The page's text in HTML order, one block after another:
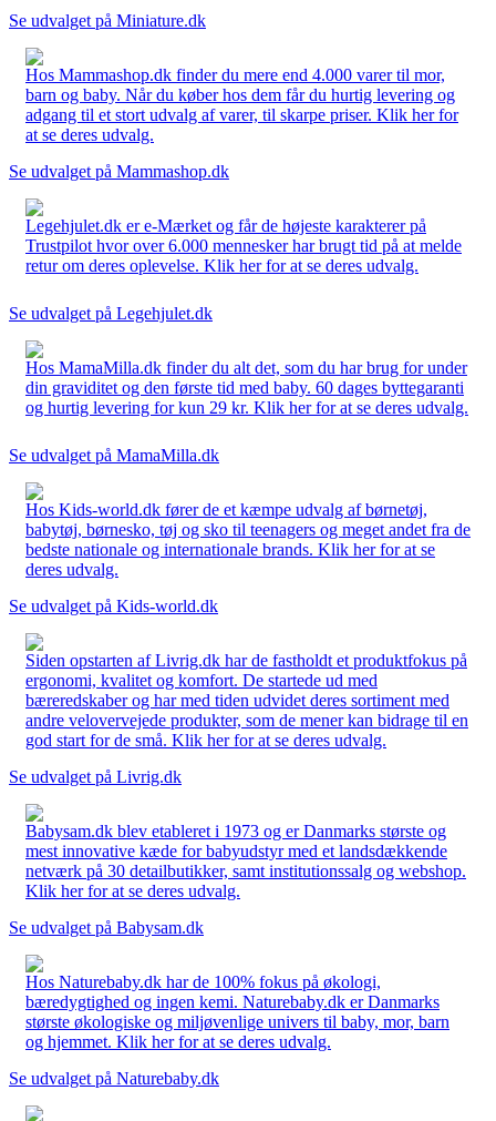
Se udvalget på Miniature.dk
Hos Mammashop.dk finder du mere end 4.000 varer til mor,
barn og baby. Når du køber hos dem får du hurtig levering og
adgang til et stort udvalg af varer, til skarpe priser. Klik her for
at se deres udvalg.
Se udvalget på Mammashop.dk
Legehjulet.dk er e-Mærket og får de højeste karakterer på
Trustpilot hvor over 6.000 mennesker har brugt tid på at melde
retur om deres oplevelse. Klik her for at se deres udvalg.
Se udvalget på Legehjulet.dk
Hos MamaMilla.dk finder du alt det, som du har brug for under
din graviditet og den første tid med baby. 60 dages byttegaranti
og hurtig levering for kun 29 kr. Klik her for at se deres udvalg.
Se udvalget på MamaMilla.dk
Hos Kids-world.dk fører de et kæmpe udvalg af børnetøj,
babytøj, børnesko, tøj og sko til teenagers og meget andet fra de
bedste nationale og internationale brands. Klik her for at se
deres udvalg.
Se udvalget på Kids-world.dk
Siden opstarten af Livrig.dk har de fastholdt et produktfokus på
ergonomi, kvalitet og komfort. De startede ud med
bæreredskaber og har med tiden udvidet deres sortiment med
andre velovervejede produkter, som de mener kan bidrage til en
god start for de små. Klik her for at se deres udvalg.
Se udvalget på Livrig.dk
Babysam.dk blev etableret i 1973 og er Danmarks største og
mest innovative kæde for babyudstyr med et landsdækkende
netværk på 30 detailbutikker, samt institutionssalg og webshop.
Klik her for at se deres udvalg.
Se udvalget på Babysam.dk
Hos Naturebaby.dk har de 100% fokus på økologi,
bæredygtighed og ingen kemi. Naturebaby.dk er Danmarks
største økologiske og miljøvenlige univers til baby, mor, barn
og hjemmet. Klik her for at se deres udvalg.
Se udvalget på Naturebaby.dk